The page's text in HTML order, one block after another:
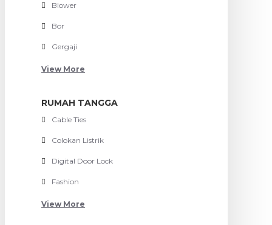
Blower
Bor
Gergaji
View More
RUMAH TANGGA
Cable Ties
Colokan Listrik
Digital Door Lock
Fashion
View More